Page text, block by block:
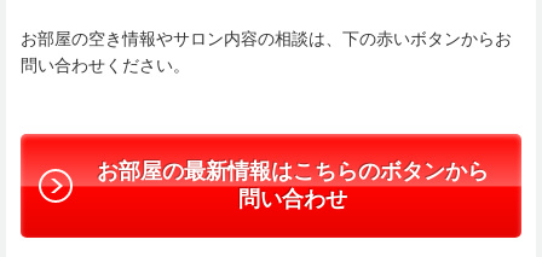
お部屋の空き情報やサロン内容の相談は、下の赤いボタンからお
問い合わせください。
お部屋の最新情報はこちらのボタンから
問い合わせ